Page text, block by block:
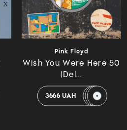
Pink Floyd
Wish You Were Here 50
(Del...
3666 UAH